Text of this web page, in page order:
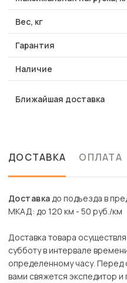
Вес, кг
Гарантия
Наличие
Ближайшая доставка
ДОСТАВКА ОПЛАТА
Доставкадо подъезда в
МКАД: до 120 км - 50 руб./км
Доставка товара
субботу в интервале
определенному часу. Перед
вами свяжется экспедитор